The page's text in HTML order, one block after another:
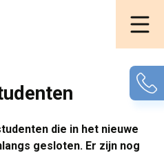
die in het nieuwe
gesloten. Er zijn nog